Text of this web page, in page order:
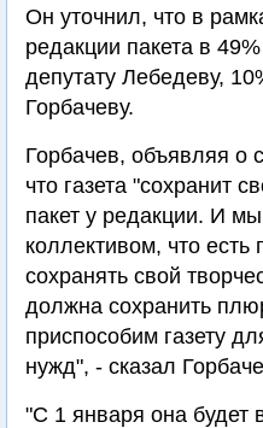
Он уточнил, что в
редакции пакета в
депутату Лебедеву,
Горбачеву.
Горбачев, объявляя о
что газета "сохранит
пакет у редакции. И
коллективом, что есть
сохранять свой
должна сохранить
приспособим газету
нужд", - сказал
"С 1 января она будет